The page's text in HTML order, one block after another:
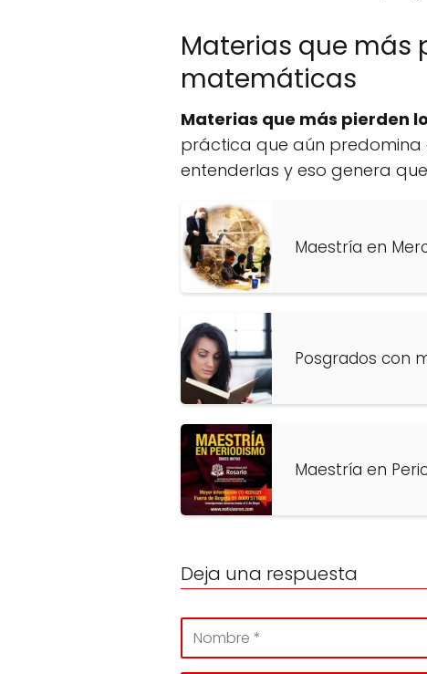
Materias que más
matemáticas
Materias que más pierden
práctica que aún predomina
entenderlas y eso genera
Maestría en
Posgrados con
Maestría en
Deja una respuesta